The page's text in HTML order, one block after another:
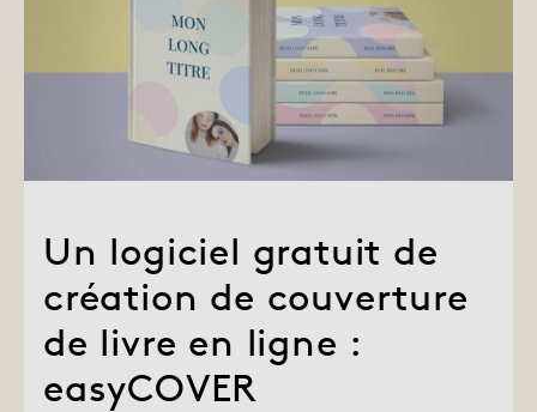
Un logiciel gratuit de
création de couverture
de livre en ligne :
easyCOVER